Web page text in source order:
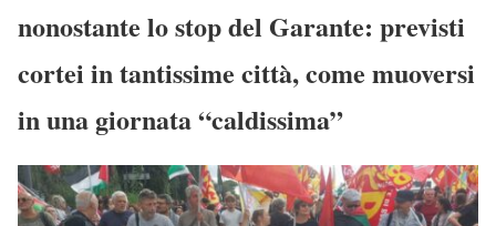
nonostante lo stop del Garante: previsti
cortei in tantissime città, come muoversi
in una giornata “caldissima”